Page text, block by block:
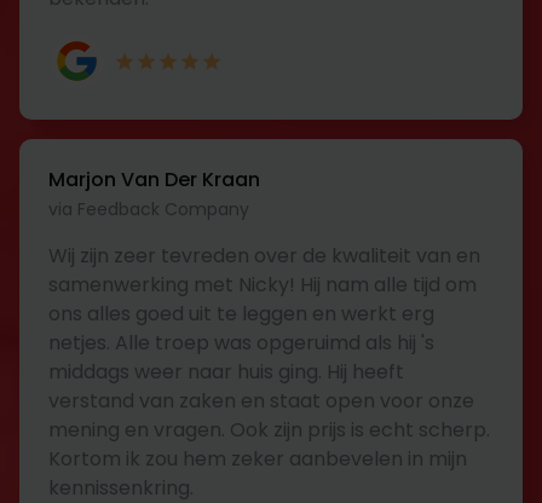
Marjon Van Der Kraan
via Feedback Company
Wij zijn zeer tevreden over de kwaliteit van en
samenwerking met Nicky! Hij nam alle tijd om
ons alles goed uit te leggen en werkt erg
netjes. Alle troep was opgeruimd als hij 's
middags weer naar huis ging. Hij heeft
verstand van zaken en staat open voor onze
mening en vragen. Ook zijn prijs is echt scherp.
Kortom ik zou hem zeker aanbevelen in mijn
kennissenkring.